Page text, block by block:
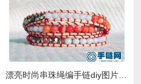
漂亮时尚串珠绳编手链diy图片教程